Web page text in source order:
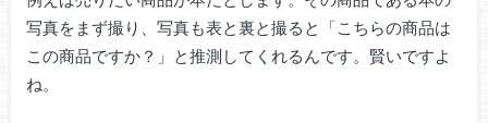
写真をまず撮り、写真も表と裏と撮ると「こちらの商品は
この商品ですか？」と推測してくれるんです。賢いですよ
ね。